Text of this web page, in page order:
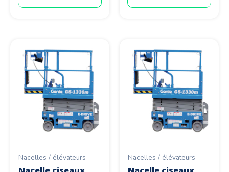
Nacelles / élévateurs Nacelles / élévateurs